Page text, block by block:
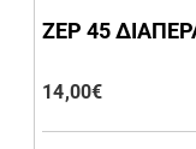
ZEP 45
14,00€